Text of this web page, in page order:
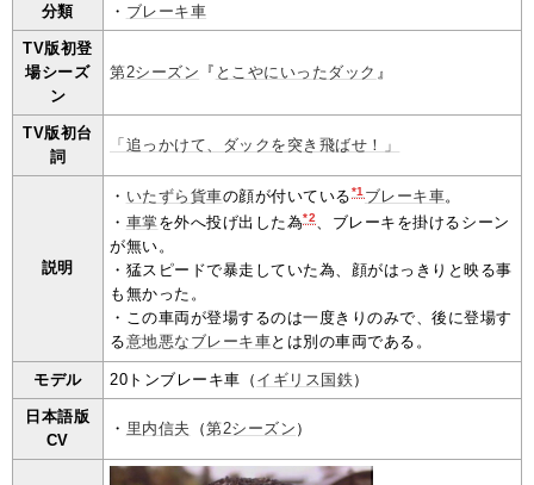
分類 ・ ブレーキ車
TV版初登
場シーズ
ン
第2シーズン 『 とこやにいったダック 』
TV版初台
詞
「追っかけて、ダックを突き飛ばせ！」
説明
・ いたずら貨車の顔が付いている*1 ブレーキ車。
・ 車掌を外へ投げ出した為*2、ブレーキを掛けるシーン
が無い。
・猛スピードで暴走していた為、顔がはっきりと映る事
も無かった。
・この車両が登場するのは一度きりのみで、後に登場す
る意地悪なブレーキ車とは別の車両である。
モデル 20トンブレーキ車（ イギリス国鉄）
日本語版
CV
・ 里内信夫 （第2シーズン ）